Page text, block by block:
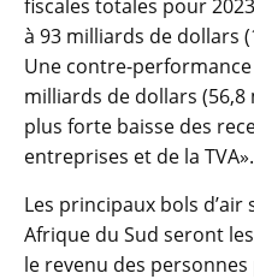
fiscales totales pour
à 93 milliards de dollars
Une contre-
milliards de dollars (56,8
plus forte baisse des
entreprises et de la TVA».
Les principaux bols
Afrique du Sud seront
le revenu des